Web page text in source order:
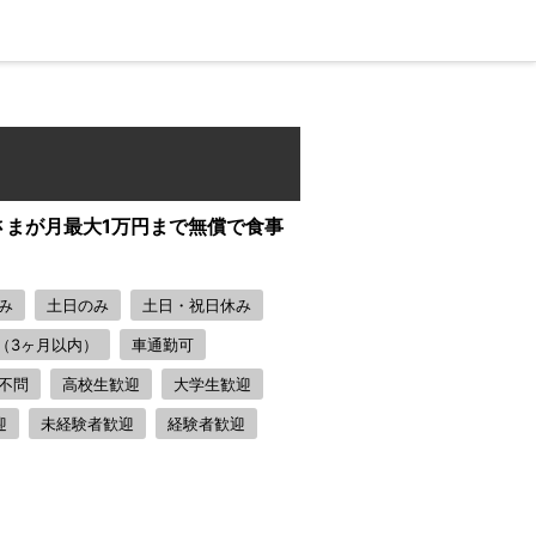
が月最大1万円まで無償で食事
土日のみ 土日・祝日休み
3ヶ月以内） 車通勤可
問 高校生歓迎 大学生歓迎
未経験者歓迎 経験者歓迎